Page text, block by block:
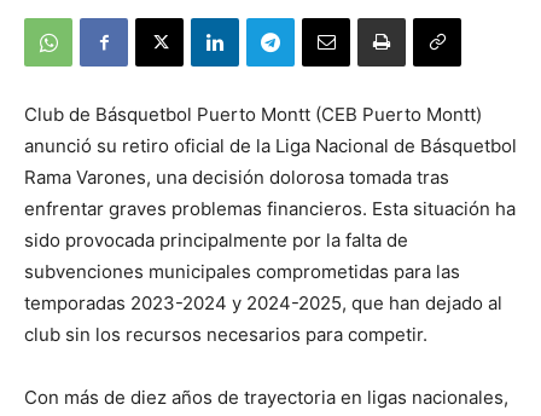
Club de Básquetbol Puerto Montt (CEB Puerto Montt)
anunció su retiro oficial de la Liga Nacional de Básquetbol
Rama Varones, una decisión dolorosa tomada tras
enfrentar graves problemas financieros. Esta situación ha
sido provocada principalmente por la falta de
subvenciones municipales comprometidas para las
temporadas 2023-2024 y 2024-2025, que han dejado al
club sin los recursos necesarios para competir.
Con más de diez años de trayectoria en ligas nacionales,